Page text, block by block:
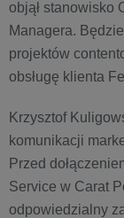
objął stanowisko
Managera.
projektów
obsługę klienta
Krzysztof
komunikacji
Przed
Service w Carat
odpowiedzialny